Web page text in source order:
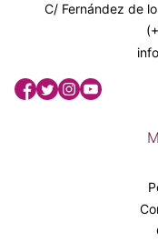
C/ Fernández de